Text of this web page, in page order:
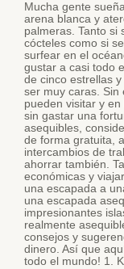
Mucha gente
arena blanca y
palmeras. Tanto si
cócteles como si
surfear en el
gustar a casi todo
de cinco estrellas
ser muy caras. Sin
pueden visitar y
sin gastar una
asequibles,
de forma gratuita,
intercambios de
ahorrar también.
económicas y
una escapada a
una escapada
impresionantes
realmente
consejos y
dinero. Así que
todo el mundo! 1.